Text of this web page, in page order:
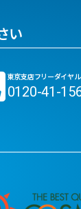
い
東京支店フリーダイヤル
0120-41-